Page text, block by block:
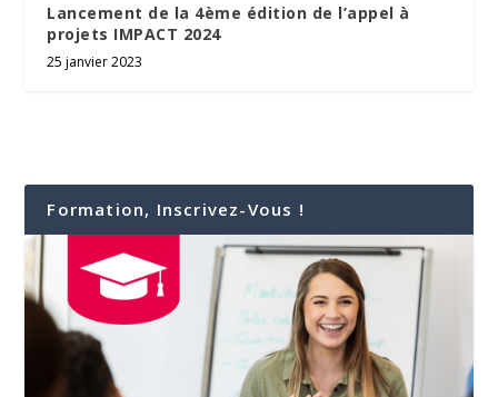
Lancement de la 4ème édition de l’appel à
projets IMPACT 2024
25 janvier 2023
Formation, Inscrivez-Vous !